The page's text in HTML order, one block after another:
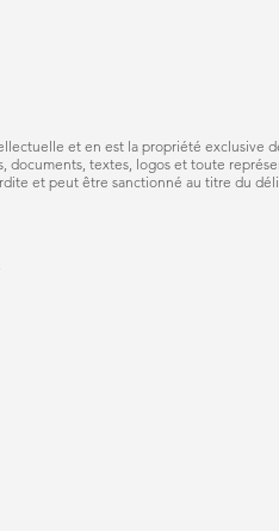
et en est la propriété exclusive
documents, textes, logos et toute
et peut être sanctionné au titre du